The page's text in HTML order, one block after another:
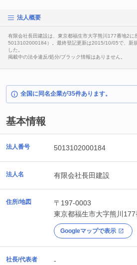
法人概要
有限会社長田建設は、東京都福生市大字熊川177番地2に
5013102000184）。最終登記更新は2015/10/05で、新
した。
掲載中の法令違反/処分/ブラック情報はありません。
全国に同名企業が35件あります。
基本情報
法人番号 5013102000184
法人名 有限会社長田建設
住所/地図
〒197-0003
東京都福生市大字熊川177
Googleマップで表示
社長/代表者 -